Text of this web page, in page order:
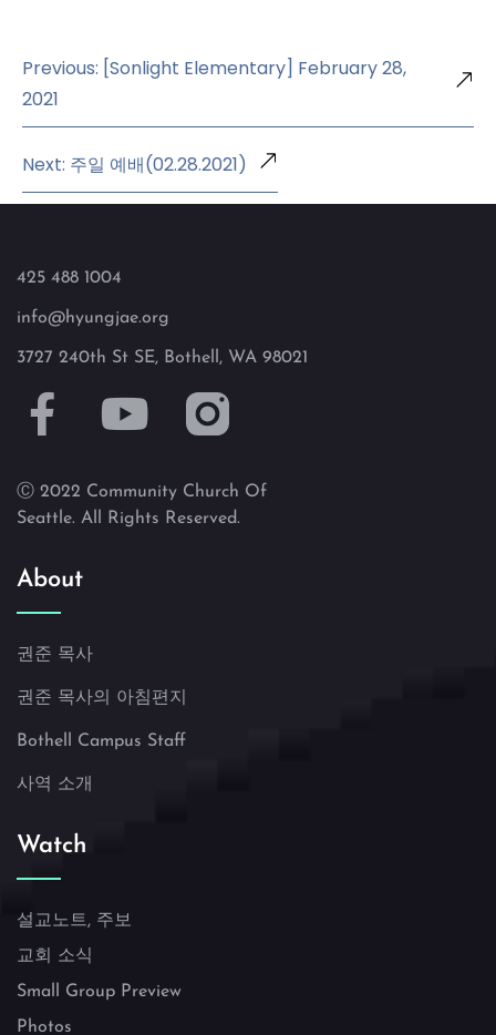
Previous: [Sonlight Elementary] February 28,
2021
Next: 주일 예배(02.28.2021)
425 488 1004
info@hyungjae.org
3727 240th St SE, Bothell, WA 98021
Ⓒ 2022 Community Church Of
Seattle. All Rights Reserved.
About
권준 목사
권준 목사의 아침편지
Bothell Campus Staff
사역 소개
Watch
설교노트, 주보
교회 소식
Small Group Preview
Photos